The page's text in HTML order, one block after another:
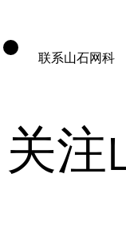
联系山石网科
关注